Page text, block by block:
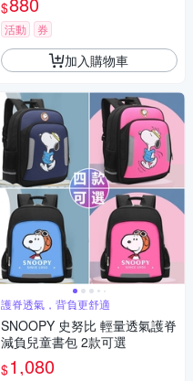
$
活動 券
加入購物車
護脊透氣，背負更舒適
SNOOPY 史努比 輕量透氣護脊
減負兒童書包 2款可選
$1,080